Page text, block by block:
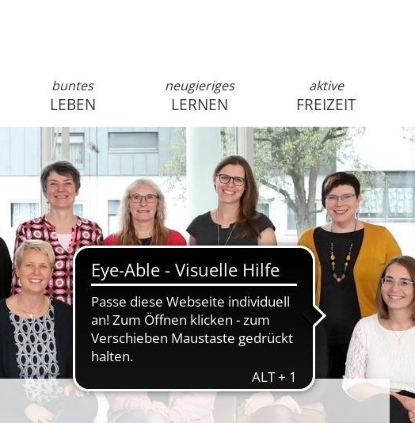
anmelden
buntes
LEBEN
neugieriges
LERNEN
aktive
FREIZEIT